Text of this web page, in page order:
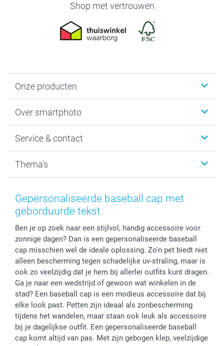
Shop met vertrouwen
Onze producten
Fotoboeken
Fotocadeaus
Kaarten
Over smartphoto
Vacatures
Bestelproces
Herroepingsrecht
Privacy
Reviews
Prijslijst
Investor Relations
Service & contact
Tevredenheidsgarantie
Mijn orderstatus
smartbonus
service@smartphoto.nl
Affiliate partnerprogramma
Partnerships
Influencer partnerprogramma
Thema's
Baby
Moederdag
Huwelijk
Gepersonaliseerde baseball cap met
geborduurde tekst
Ben je op zoek naar een stijlvol, handig accessoire voor
zonnige dagen? Dan is een gepersonaliseerde baseball
cap misschien wel de ideale oplossing. Zo'n pet biedt niet
alleen bescherming tegen schadelijke uv-straling, maar is
ook zo veelzijdig dat je hem bij allerlei outfits kunt dragen.
Ga je naar een wedstrijd of gewoon wat winkelen in de
stad? Een baseball cap is een modieus accessoire dat bij
elke look past. Petten zijn ideaal als zonbescherming
tijdens het wandelen, maar staan ook leuk als accessoire
bij je dagelijkse outfit. Een gepersonaliseerde baseball
cap komt altijd van pas. Met zijn gebogen klep, veelzijdige